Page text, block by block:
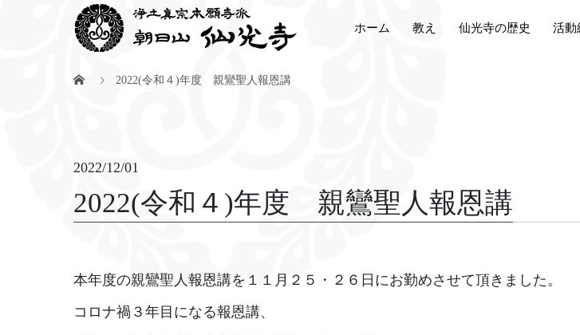
ホーム 教え 仙光寺の歴史 活動
2022(令和４)年度 親鸞聖人報恩講
2022/12/01
2022(令和４)年度 親鸞聖人報恩講
本年度の親鸞聖人報恩講を１１月２５・２６日にお勤めさせて頂きました。
コロナ禍３年目になる報恩講、